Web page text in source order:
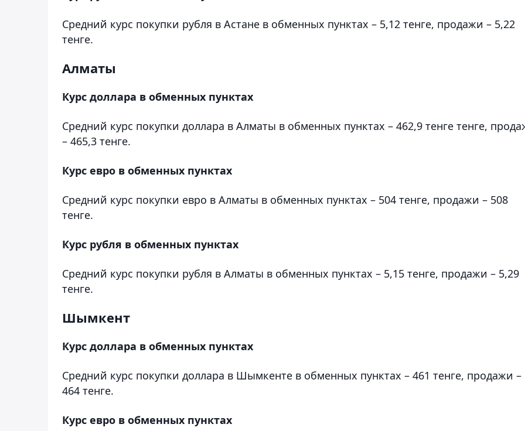
Средний курс покупки рубля в Астане в обменных пунктах – 5,12 тенге, продажи – 5,22
тенге.
Алматы
Курс доллара в обменных пунктах
Средний курс покупки доллара в Алматы в обменных пунктах – 462,9 тенге тенге,
– 465,3 тенге.
Курс евро в обменных пунктах
Средний курс покупки евро в Алматы в обменных пунктах – 504 тенге, продажи – 508
тенге.
Курс рубля в обменных пунктах
Средний курс покупки рубля в Алматы в обменных пунктах – 5,15 тенге, продажи – 5,29
тенге.
Шымкент
Курс доллара в обменных пунктах
Средний курс покупки доллара в Шымкенте в обменных пунктах – 461 тенге, продажи –
464 тенге.
Курс евро в обменных пунктах